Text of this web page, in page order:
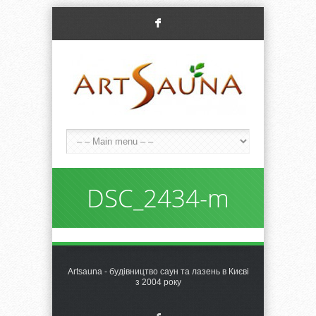
F
DSC_2434-m
Artsauna - будівництво саун та лазень в Києві
з 2004 року